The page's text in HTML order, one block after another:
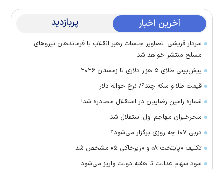
آخرین اخبار پربازدید
سردار قریشی: تصاویر جلسات رهبر انقلاب با فرماندهان نیرو‌های
مسلح منتشر خواهد شد
پیش‌بینی طلای ۵ هزار دلاری تا زمستان ۲۰۲۶
قیمت طلا و سکه چند؟/ نرخ حواله دلار
شماره رامین رضاییان در استقلال مصادره شد!
سحرخیزان مهاجم اول استقلال شد
دربی ۱۰۷ چه روزی برگزار می‌شود؟
تکلیف «پایتخت ۸» و «زیرخاکی ۵» مشخص شد
سود سهام عدالت تا هفته دولت واریز می‌شود